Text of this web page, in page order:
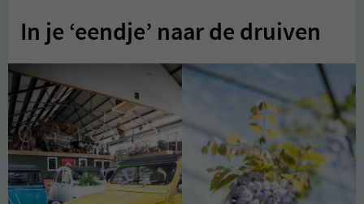
In je ‘eendje’ naar de druiven